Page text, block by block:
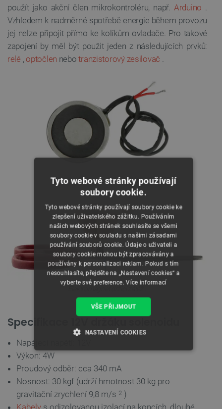
použít jako akční člen mikrokontroléru, např. Arduino
Vzhledem k nadměrné spotřebě energie během provozu
jej nelze připojit přímo ke kolíkům ovladače. Pro takové
zapojení by měl být použit jeden z následujících prvků:
relé , optočlen nebotranzistorový zesilovač
Přídržný elektromagnet 12V 4W 30kgf.
.
Specifikace 12V držáku solenoidu
Napájecí napětí: 12V
Výkon: 4W
Proudový odběr: cca 340 mA
Nosnost: 30 kgf (udrží hmotnost 30 kg pro
gravitační zrychlení 9,8 m/s 2 )
Kabely s odizolovanou izolací na koncích, dlouhé
Tyto webové stránky používají
soubory cookie.
Tyto webové stránky používají soubory cookie ke
zlepšení uživatelského zážitku. Používáním
našich webových stránek souhlasíte se všemi
soubory cookie v souladu s našimi zásadami
používání souborů cookie. Údaje o uživateli a
soubory cookie mohou být zpracovávány a
používány k personalizaci reklam. Pokud s tím
nesouhlasíte, přejděte na „Nastavení cookies“ a
vyberte své preference.Více informací
VŠE PŘIJMOUT
NASTAVENÍ COOKIES
VÝKONOVÉ SOUBORY